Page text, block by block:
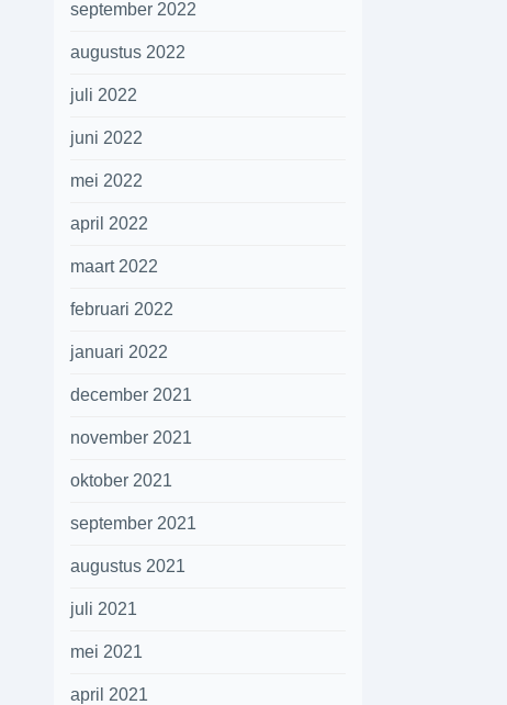
september 2022
augustus 2022
juli 2022
juni 2022
mei 2022
april 2022
maart 2022
februari 2022
januari 2022
december 2021
november 2021
oktober 2021
september 2021
augustus 2021
juli 2021
mei 2021
april 2021